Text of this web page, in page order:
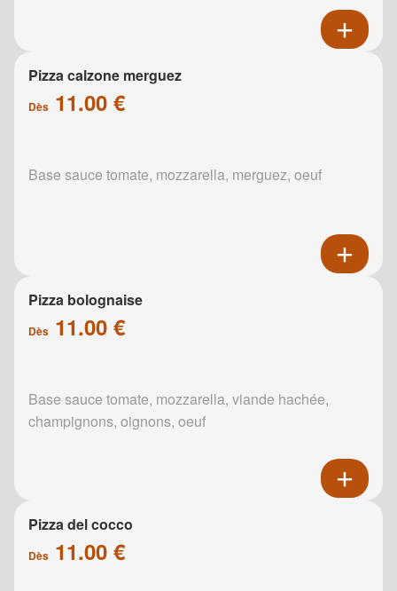
Pizza calzone merguez
Dès 11.00 €
Base sauce tomate, mozzarella, merguez, oeuf
Pizza bolognaise
Dès 11.00 €
Base sauce tomate, mozzarella, viande hachée,
champignons, oignons, oeuf
Pizza del cocco
Dès 11.00 €